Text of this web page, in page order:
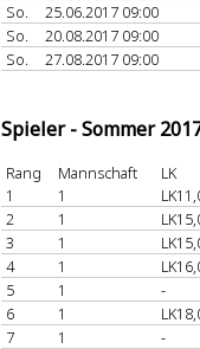
So.
25.06.2017 09:00
So.
20.08.2017 09:00
So.
27.08.2017 09:00
Spieler - Sommer
Rang Mannschaft
LK
1
1
2
1
3
1
4
1
5
1
-
6
1
7
1
-